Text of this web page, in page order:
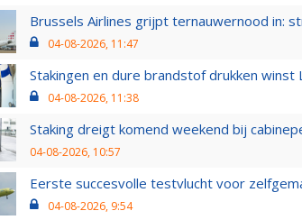
Brussels Airlines grijpt ternauwernood in:
04-08-2026, 11:47
Stakingen en dure brandstof drukken winst
04-08-2026, 11:38
Staking dreigt komend weekend bij
04-08-2026, 10:57
Eerste succesvolle testvlucht voor
04-08-2026, 9:54